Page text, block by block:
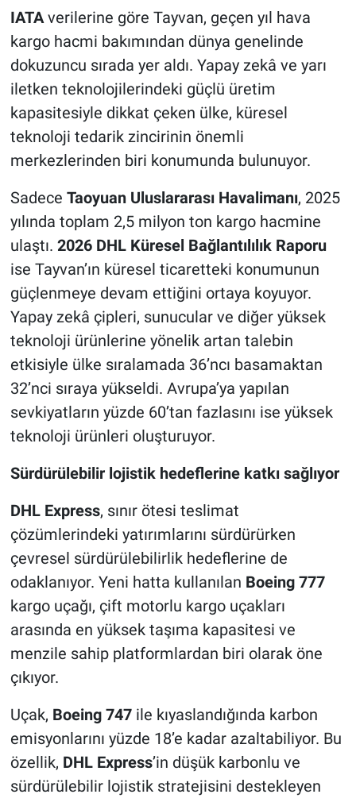
IATAverilerine göre Tayvan, geçen yıl hava
kargo hacmi bakımından dünya genelinde
dokuzuncu sırada yer aldı. Yapay zekâ ve yarı
iletken teknolojilerindeki güçlü üretim
kapasitesiyle dikkat çeken ülke, küresel
teknoloji tedarik zincirinin önemli
merkezlerinden biri konumunda bulunuyor.
Sadece Taoyuan Uluslararası Havalimanı, 2025
yılında toplam 2,5 milyon ton kargo hacmine
ulaştı. 2026 DHL Küresel Bağlantılılık Raporu
ise Tayvan’ın küresel ticaretteki konumunun
güçlenmeye devam ettiğini ortaya koyuyor.
Yapay zekâ çipleri, sunucular ve diğer yüksek
teknoloji ürünlerine yönelik artan talebin
etkisiyle ülke sıralamada 36’ncı basamaktan
32’nci sıraya yükseldi. Avrupa’ya yapılan
sevkiyatların yüzde 60’tan fazlasını ise yüksek
teknoloji ürünleri oluşturuyor.
Sürdürülebilir lojistik hedeflerine katkı sağlıyor
DHL Express, sınır ötesi teslimat
çözümlerindeki yatırımlarını sürdürürken
çevresel sürdürülebilirlik hedeflerine de
odaklanıyor. Yeni hatta kullanılan Boeing 777
kargo uçağı, çift motorlu kargo uçakları
arasında en yüksek taşıma kapasitesi ve
menzile sahip platformlardan biri olarak öne
çıkıyor.
Uçak, Boeing 747ile kıyaslandığında karbon
emisyonlarını yüzde 18’e kadar azaltabiliyor. Bu
özellik, DHL Express’in düşük karbonlu ve
sürdürülebilir lojistik stratejisini destekleyen